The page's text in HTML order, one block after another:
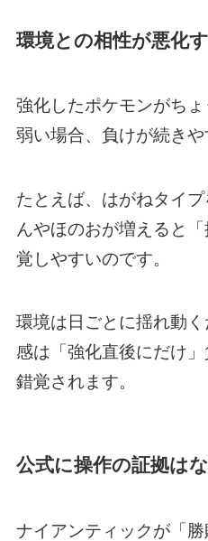
環境との相性が悪化
強化したポケモンがち
弱い場合、負けが続きや
たとえば、はがねタイ
んやほのおが増えると
覚しやすいのです。
環境は日ごとに揺れ動
感は「強化直後にだけ
錯覚されます。
公式に操作の証拠は
ナイアンティックが「